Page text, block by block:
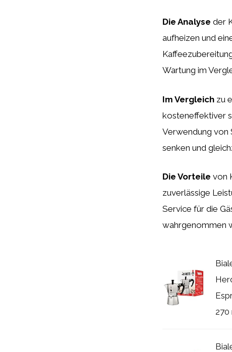
Die Analyse der
aufheizen und
Wartung im
Im Vergleich zu
kosteneffektiver
Verwendung von
senken und
Die Vorteile von
zuverlässige
Service für die
wahrgenommen